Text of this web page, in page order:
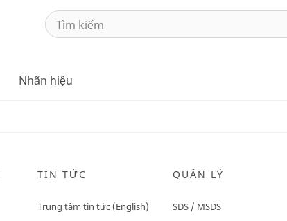
Nhãn hiệu
TIN TỨC
Trung tâm tin tức (English)
QUẢN LÝ
SDS / MSDS